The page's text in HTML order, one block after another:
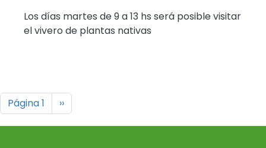
Los días martes de 9 a 13 hs será posible visitar
el vivero de plantas nativas
Paginación
Página 1 Siguiente página
››